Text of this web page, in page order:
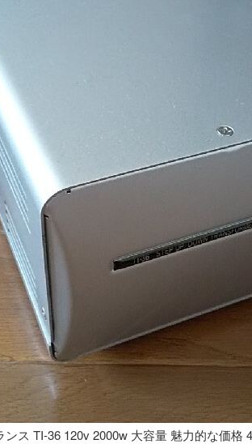
ンス TI-36 120v 2000w 大容量 魅力的な価格